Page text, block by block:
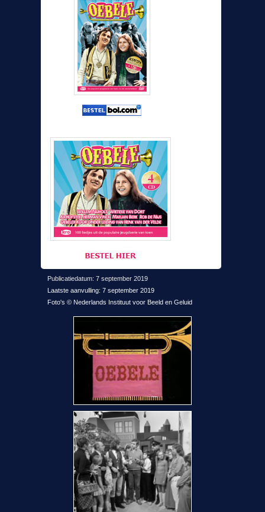
Publicatiedatum: 7 september 2019
Laatste aanvulling: 7 september 2019
Foto's © Nederlands Instituut voor Beeld en Geluid